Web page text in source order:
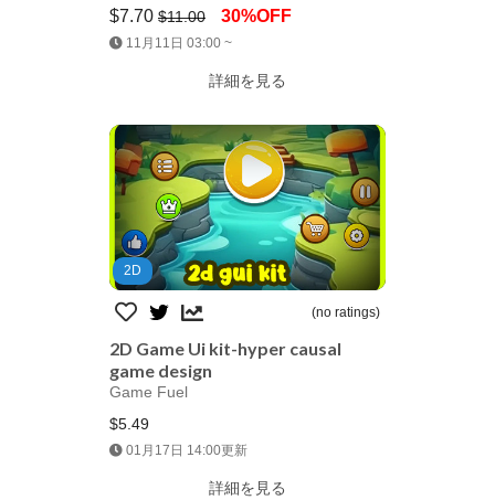
$7.70 $11.00 30%OFF
11月11日 03:00 ~
詳細を見る
Jump AssetStore
2D
(no ratings)
2D Game Ui kit-hyper causal
game design
Game Fuel
$5.49
01月17日 14:00更新
詳細を見る
Jump AssetStore